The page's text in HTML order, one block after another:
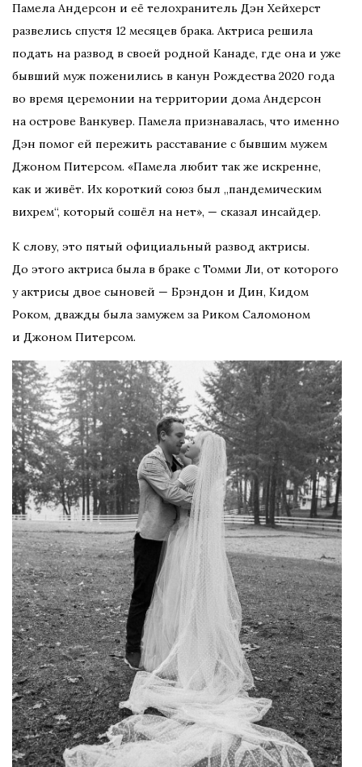
Памела Андерсон и её телохранитель Дэн Хейхерст
развелись спустя 12 месяцев брака. Актриса решила
подать на развод в своей родной Канаде, где она и уже
бывший муж поженились в канун Рождества 2020 года
во время церемонии на территории дома Андерсон
на острове Ванкувер. Памела признавалась, что именно
Дэн помог ей пережить расставание с бывшим мужем
Джоном Питерсом. «Памела любит так же искренне,
как и живёт. Их короткий союз был „пандемическим
вихрем“, который сошёл на нет», — сказал инсайдер.
К слову, это пятый официальный развод актрисы.
До этого актриса была в браке с Томми Ли, от которого
у актрисы двое сыновей — Брэндон и Дин, Кидом
Роком, дважды была замужем за Риком Саломоном
и Джоном Питерсом.